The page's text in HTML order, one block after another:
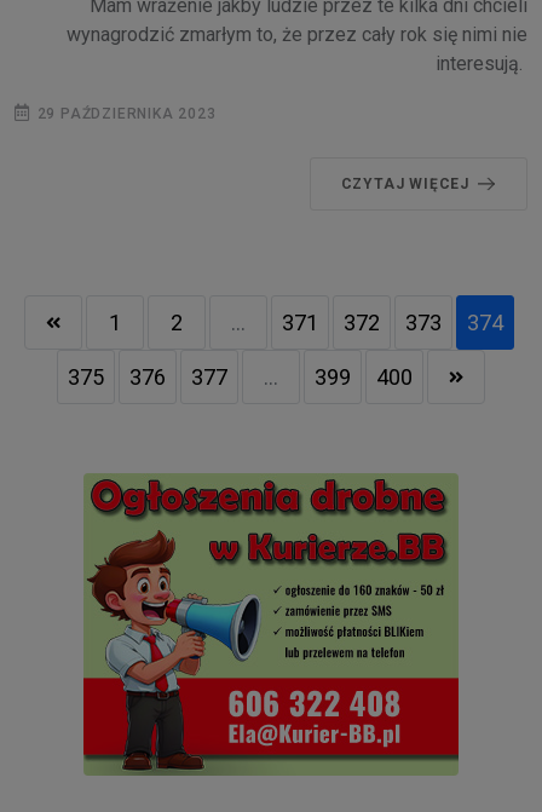
Mam wrażenie jakby ludzie przez te kilka dni chcieli
wynagrodzić zmarłym to, że przez cały rok się nimi nie
interesują.
29 PAŹDZIERNIKA 2023
CZYTAJ WIĘCEJ
1 2 ... 371 372 373 374
375 376 377 ... 399 400